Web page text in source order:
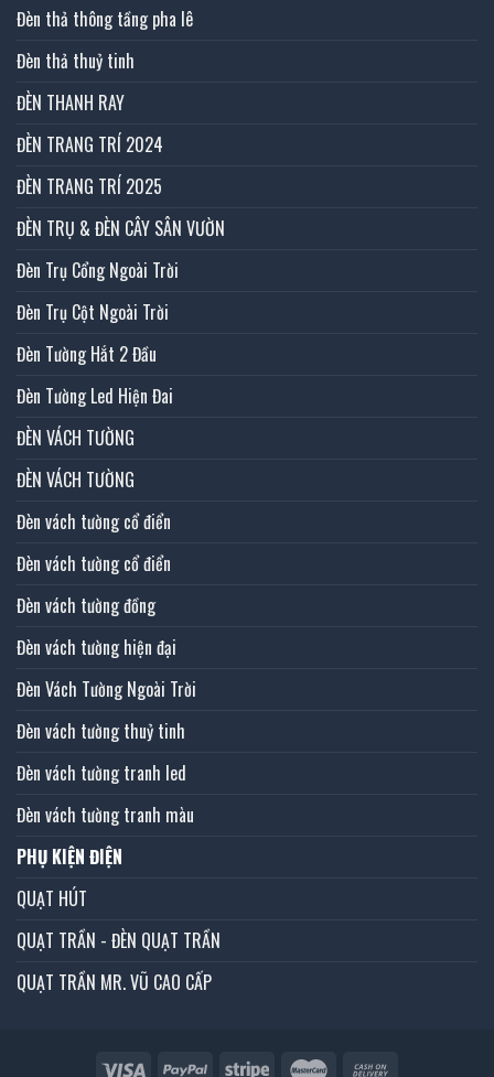
Đèn thả thông tầng pha lê
Đèn thả thuỷ tinh
ĐÈN THANH RAY
ĐÈN TRANG TRÍ 2024
ĐÈN TRANG TRÍ 2025
ĐÈN TRỤ & ĐÈN CÂY SÂN VƯỜN
Đèn Trụ Cổng Ngoài Trời
Đèn Trụ Cột Ngoài Trời
Đèn Tường Hắt 2 Đầu
Đèn Tường Led Hiện Đai
ĐÈN VÁCH TƯỜNG
ĐÈN VÁCH TƯỜNG
Đèn vách tường cổ điển
Đèn vách tường cổ điển
Đèn vách tường đồng
Đèn vách tường hiện đại
Đèn Vách Tường Ngoài Trời
Đèn vách tường thuỷ tinh
Đèn vách tường tranh led
Đèn vách tường tranh màu
PHỤ KIỆN ĐIỆN
QUẠT HÚT
QUẠT TRẦN - ĐÈN QUẠT TRẦN
QUẠT TRẦN MR. VŨ CAO CẤP